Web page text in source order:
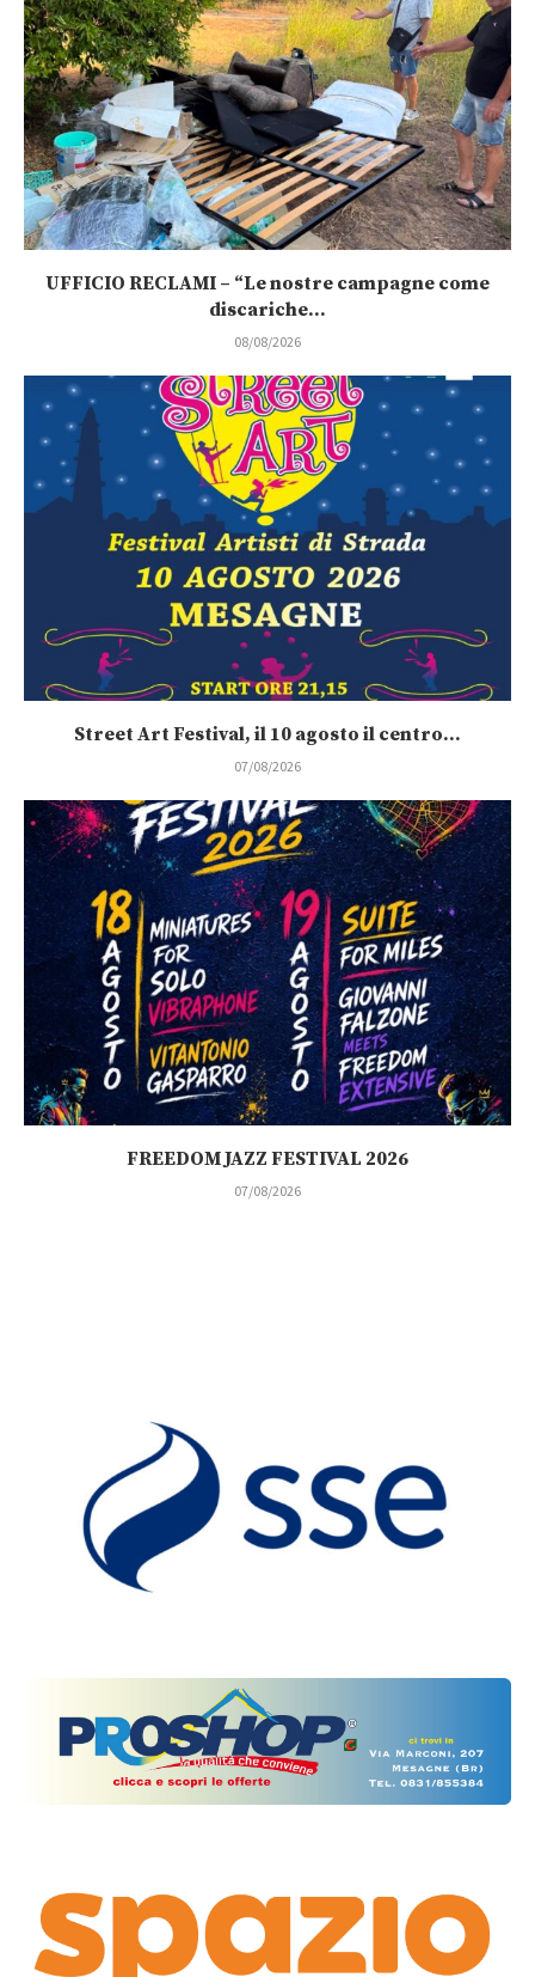
UFFICIO RECLAMI – “Le nostre campagne come
discariche...
08/08/2026
Street Art Festival, il 10 agosto il centro...
07/08/2026
FREEDOM JAZZ FESTIVAL 2026
07/08/2026